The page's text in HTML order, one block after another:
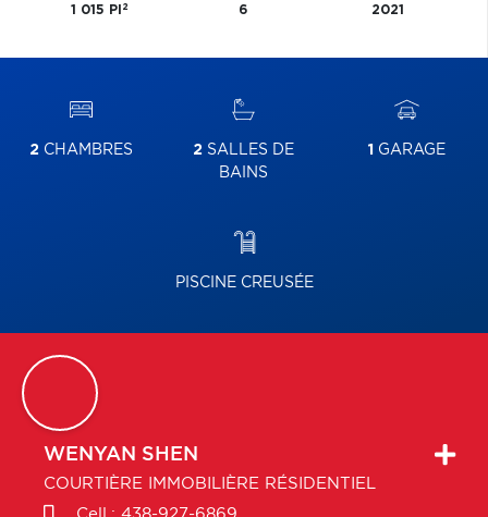
1 015 PI 2
6
2021
2 CHAMBRES 2 SALLES DE
BAINS
1 GARAGE
PISCINE CREUSÉE
WENYAN SHEN
COURTIÈRE IMMOBILIÈRE RÉSIDENTIEL